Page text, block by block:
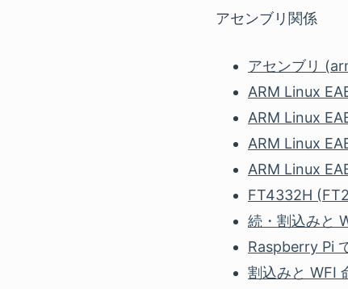
アセンブリ関係
アセンブリ
ARM Linux
ARM Linux
ARM Linux
ARM Linux
FT4332H
続・割込みと
Raspberry Pi
割込みと WFI